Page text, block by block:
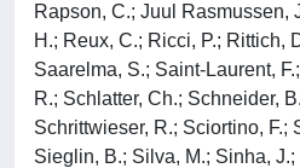
Rapson, C.; Juul Rasmussen,
H.; Reux, C.; Ricci, P.; Rittich,
Saarelma, S.; Saint-Laurent,
R.; Schlatter, Ch.; Schneider,
Schrittwieser, R.; Sciortino, F.;
Sieglin, B.; Silva, M.; Sinha,